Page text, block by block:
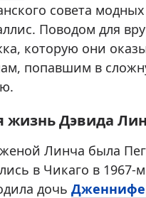
совета
Поводом для
которую они
попавшим в
жизнь Дэвида
Линча была
в Чикаго в 1967-
дочь